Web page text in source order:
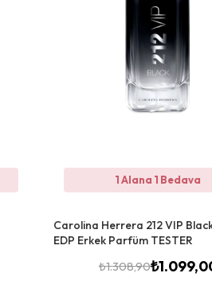
1 Alana 1 Bedava
Carolina Herrera 212 VIP
EDP Erkek Parfüm TESTER
₺1.308,90₺